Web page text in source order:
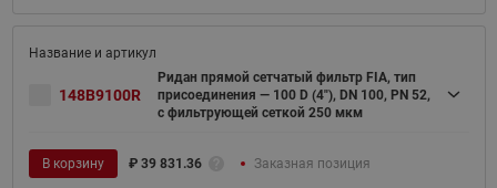
148B9100R
Ридан прямой сетчатый фильтр FIA, тип
присоединения — 100 D (4"), DN 100, PN 52,
c фильтрующей сеткой 250 мкм
В корзину ₽ 39 831.36 Заказная позиция